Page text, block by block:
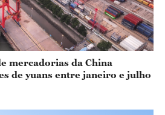
mercadorias da China
de yuans entre janeiro e julho